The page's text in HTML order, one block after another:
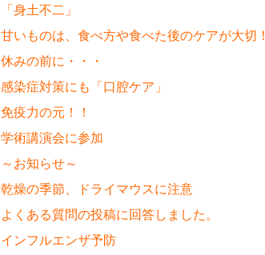
「身土不二」
甘いものは、食べ方や食べた後のケアが大切！
休みの前に・・・
感染症対策にも「口腔ケア」
免疫力の元！！
学術講演会に参加
～お知らせ～
乾燥の季節、ドライマウスに注意
よくある質問の投稿に回答しました。
インフルエンザ予防